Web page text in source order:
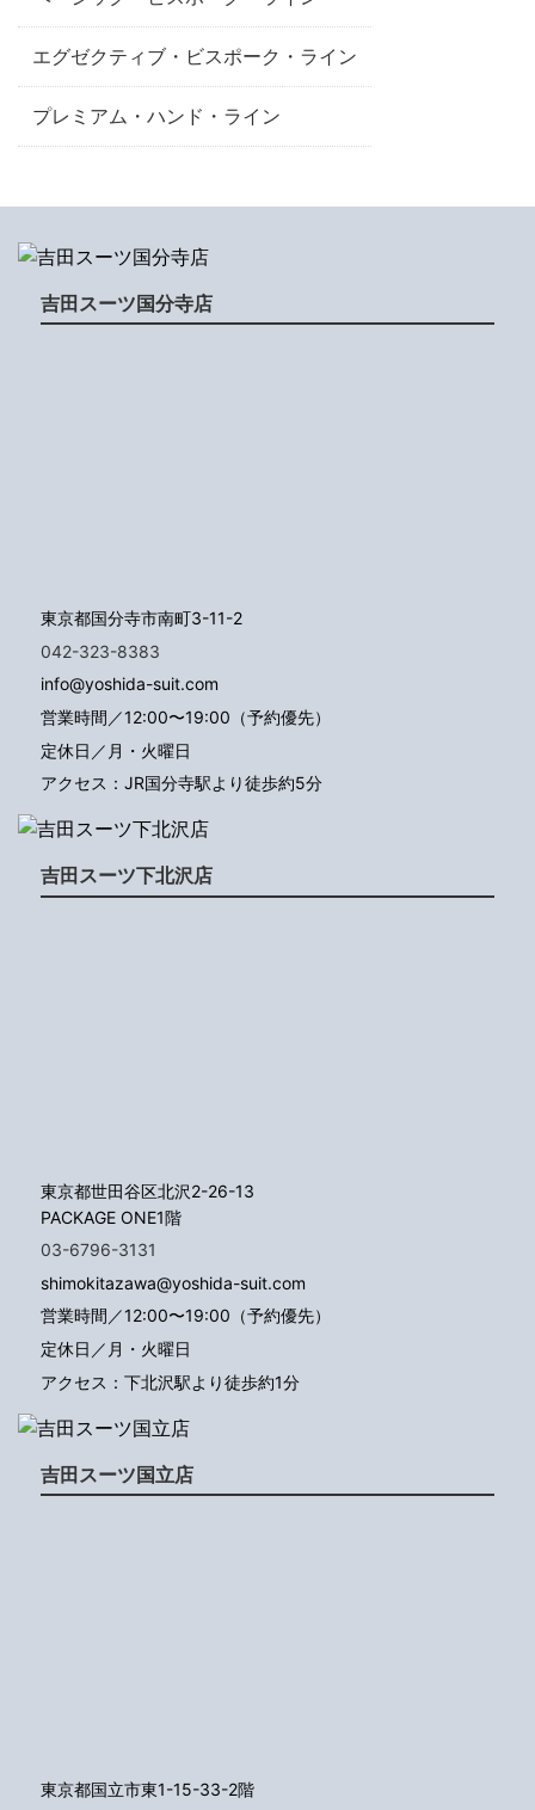
エグゼクティブ・ビスポーク・ライン
プレミアム・ハンド・ライン
吉田スーツ国分寺店
東京都国分寺市南町3-11-2
042-323-8383
info@yoshida-suit.com
営業時間／12:00〜19:00（予約優先）
定休日／月・火曜日
アクセス：JR国分寺駅より徒歩約5分
吉田スーツ下北沢店
東京都世田谷区北沢2-26-13
PACKAGE ONE1階
03-6796-3131
shimokitazawa@yoshida-suit.com
営業時間／12:00〜19:00（予約優先）
定休日／月・火曜日
アクセス：下北沢駅より徒歩約1分
吉田スーツ国立店
東京都国立市東1-15-33-2階